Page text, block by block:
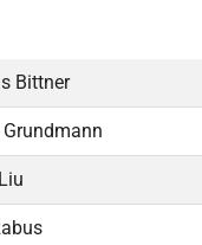
Bittner